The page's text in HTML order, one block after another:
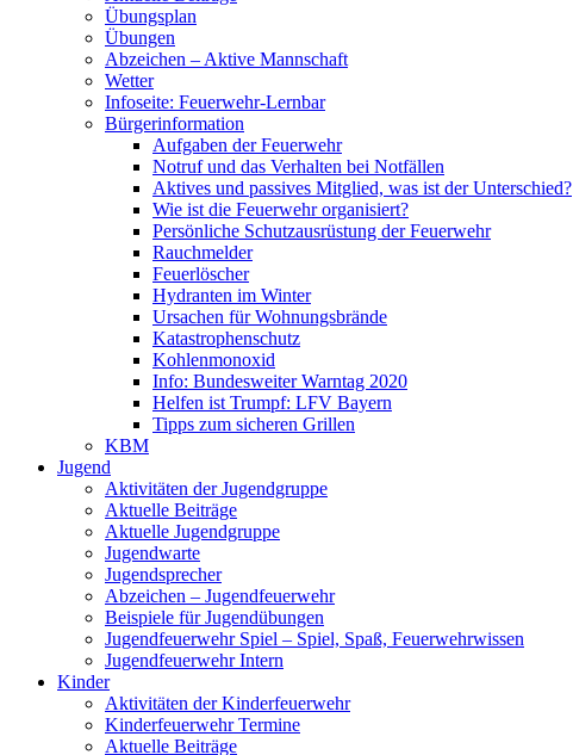
Übungsplan
Übungen
Abzeichen – Aktive Mannschaft
Wetter
Infoseite: Feuerwehr-Lernbar
Bürgerinformation
Aufgaben der Feuerwehr
Notruf und das Verhalten bei Notfällen
Aktives und passives Mitglied, was ist der Unterschied?
Wie ist die Feuerwehr organisiert?
Persönliche Schutzausrüstung der Feuerwehr
Rauchmelder
Feuerlöscher
Hydranten im Winter
Ursachen für Wohnungsbrände
Katastrophenschutz
Kohlenmonoxid
Info: Bundesweiter Warntag 2020
Helfen ist Trumpf: LFV Bayern
Tipps zum sicheren Grillen
KBM
Jugend
Aktivitäten der Jugendgruppe
Aktuelle Beiträge
Aktuelle Jugendgruppe
Jugendwarte
Jugendsprecher
Abzeichen – Jugendfeuerwehr
Beispiele für Jugendübungen
Jugendfeuerwehr Spiel – Spiel, Spaß, Feuerwehrwissen
Jugendfeuerwehr Intern
Kinder
Aktivitäten der Kinderfeuerwehr
Kinderfeuerwehr Termine
Aktuelle Beiträge